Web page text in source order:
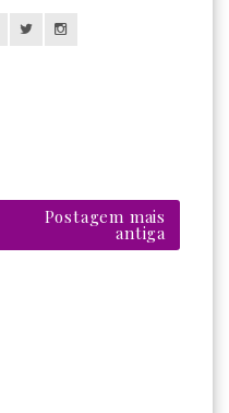
Postagem mais
antiga